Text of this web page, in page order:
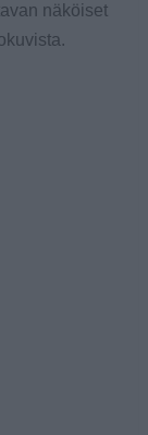
näköiset